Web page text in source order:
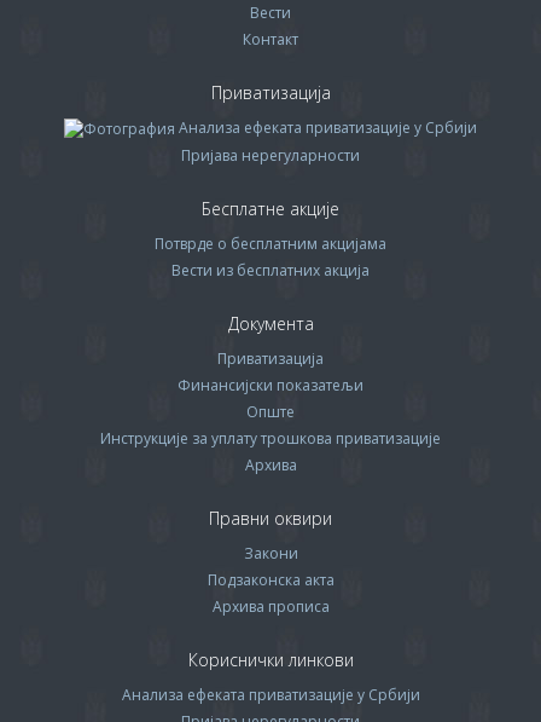
Вести
Контакт
Приватизација
Анализа ефеката приватизације у Србији
Пријава нерегуларности
Бесплатне акције
Потврде о бесплатним акцијама
Вести из бесплатних акција
Документа
Приватизација
Финансијски показатељи
Опште
Инструкције за уплату трошкова приватизације
Архива
Правни оквири
Закони
Подзаконска акта
Архива прописa
Кориснички линкови
Анализа ефеката приватизације у Србији